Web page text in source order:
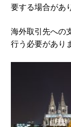
要する場合があ
海外取引先への
行う必要があり